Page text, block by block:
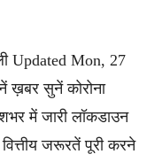
Updated Mon, 27
सुनें कोरोना
में जारी लॉकडाउन
वित्तीय जरूरतें पूरी करने